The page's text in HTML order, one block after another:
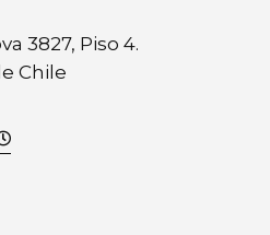
3827, Piso 4.
Chile